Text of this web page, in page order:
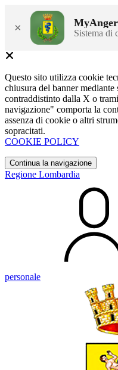
× Sistema di
Questo sito utilizza cookie
chiusura del banner
contraddistinto dalla X o
navigazione" comporta la
assenza di cookie o altri
sopracitati.
COOKIE POLICY
Continua la navigazione
Regione Lombardia
personale